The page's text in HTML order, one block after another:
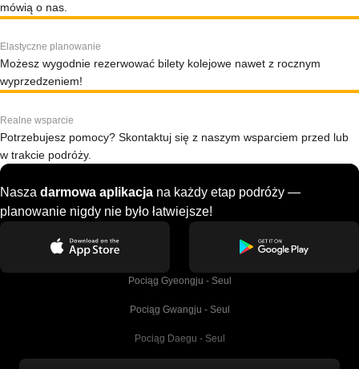
mówią o nas.
Elastyczne planowanie
Możesz wygodnie rezerwować bilety kolejowe nawet z rocznym
wyprzedzeniem!
Realne wsparcie
Potrzebujesz pomocy? Skontaktuj się z naszym wsparciem przed lub
w trakcie podróży.
Nasza darmowa aplikacja na każdy etap podróży —
planowanie nigdy nie było łatwiejsze!
Pociąg Gyeongju - Seul
Pociąg Gwangju - Seul
Pociąg Daegu - Seul